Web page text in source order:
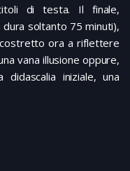
titoli di testa. Il finale,
soltanto 75 minuti),
ora a riflettere
vana illusione oppure,
iniziale, una